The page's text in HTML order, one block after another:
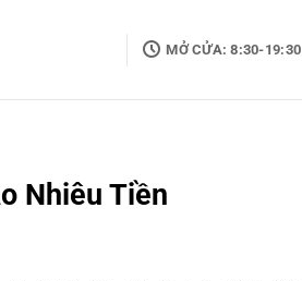
MỞ CỬA: 8:30-19:30
Nhiêu Tiền